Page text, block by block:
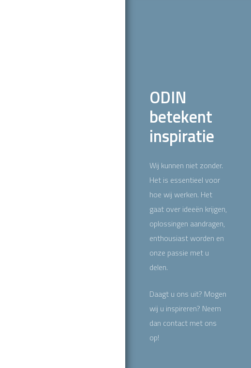
ODIN
betekent
inspiratie
Wij kunnen niet zonder.
Het is essentieel voor
hoe wij werken. Het
gaat over ideeën krijgen,
oplossingen aandragen,
enthousiast worden en
onze passie met u
delen.
Daagt u ons uit? Mogen
wij u inspireren? Neem
dan contact met ons
op!